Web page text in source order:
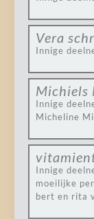
Vera
Innige
Michiels
Innige
Micheline
Innige
moeilijke
bert en rita